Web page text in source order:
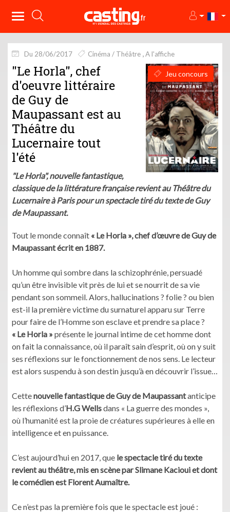
Du 28/06/2017 Cinéma / Théâtre A l'affiche
Jeu concours
"Le Horla", chef
d'oeuvre littéraire
de Guy de
Maupassant est au
Théâtre du
Lucernaire tout
l'été
"Le Horla", nouvelle fantastique,
classique de la littérature française revient au Théâtre du
Lucernaire à Paris pour un spectacle tiré du texte de Guy
de Maupassant.
Tout le monde connaît « Le Horla », chef d’œuvre de Guy de
Maupassant écrit en 1887.
Un homme qui sombre dans la schizophrénie, persuadé
qu’un être invisible vit près de lui et se nourrit de sa vie
pendant son sommeil. Alors, hallucinations ? folie ? ou bien
est-il la première victime du surnaturel apparu sur Terre
pour faire de l’Homme son esclave et prendre sa place ?
« Le Horla » présente le journal intime de cet homme dont
on fait la connaissance, où il paraît sain d’esprit, où on y suit
ses réflexions sur le fonctionnement de nos sens. Le lecteur
est alors suspendu à son destin jusqu’à en découvrir l’issue…
Cettenouvelle fantastique de Guy de Maupassantanticipe
les réflexions d’H.G Wellsdans « La guerre des mondes »,
où l’humanité est la proie de créatures supérieures à elle en
intelligence et en puissance.
C’est aujourd’hui en 2017, que le spectacle tiré du texte
revient au théâtre, mis en scène par Slimane Kacioui et dont
le comédien est Florent Aumaître.
Ce n’est pas la première fois que le spectacle est joué :